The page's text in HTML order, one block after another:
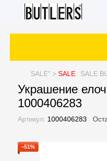
SALE" > SALE SALE
Украшение
1000406283
Артикул: 1000406283
−51%